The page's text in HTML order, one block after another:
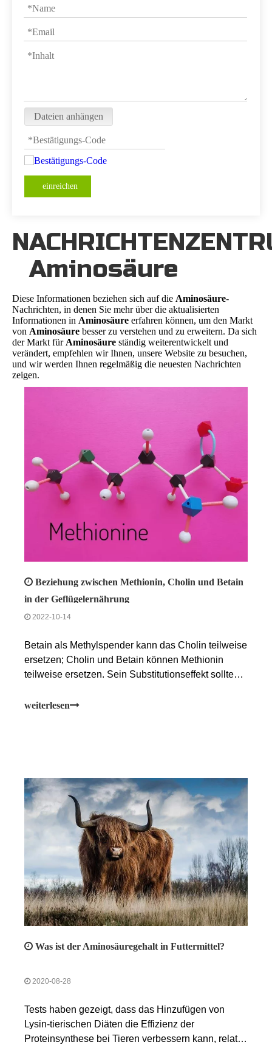
Dateien anhängen
einreichen
Aminosäure
Diese Informationen beziehen sich auf die Aminosäure-
Nachrichten, in denen Sie mehr über die aktualisierten
Informationen in Aminosäure erfahren können, um den Markt
von Aminosäure besser zu verstehen und zu erweitern. Da sich
der Markt für Aminosäure ständig weiterentwickelt und
verändert, empfehlen wir Ihnen, unsere Website zu besuchen,
und wir werden Ihnen regelmäßig die neuesten Nachrichten
zeigen.
Beziehung zwischen Methionin, Cholin und Betain
in der Geflügelernährung
2022-10-14
Betain als Methylspender kann das Cholin teilweise
ersetzen; Cholin und Betain können Methionin
teilweise ersetzen. Sein Substitutionseffekt sollte
den spezifischen Ernährungsbedürfnissen der Tiere
weiterlesen
Was ist der Aminosäuregehalt in Futtermittel?
2020-08-28
Tests haben gezeigt, dass das Hinzufügen von
Lysin-tierischen Diäten die Effizienz der
Proteinsynthese bei Tieren verbessern kann, relativ